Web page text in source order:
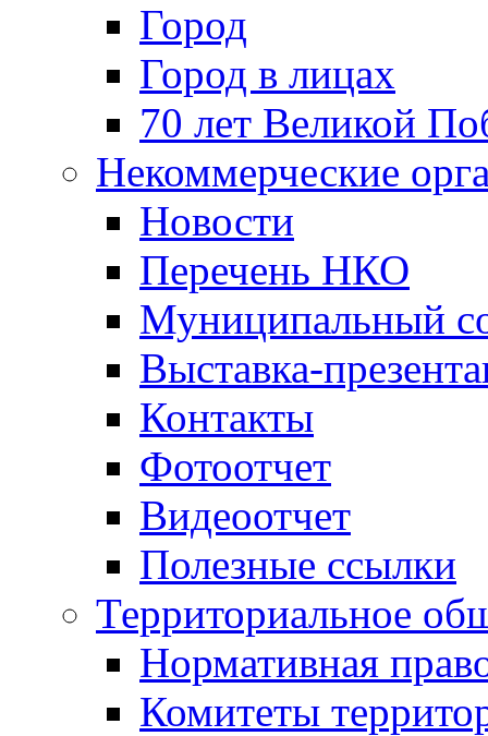
Город
Город в лицах
70 лет Великой
Некоммерческие
Новости
Перечень НКО
Муниципальный
Выставка-
Контакты
Фотоотчет
Видеоотчет
Полезные ссылки
Территориальное
Нормативная
Комитеты